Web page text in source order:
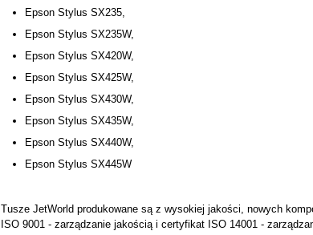
Epson Stylus SX235,
Epson Stylus SX235W,
Epson Stylus SX420W,
Epson Stylus SX425W,
Epson Stylus SX430W,
Epson Stylus SX435W,
Epson Stylus SX440W,
Epson Stylus SX445W
Tusze JetWorld produkowane są z wysokiej jakości, nowych
ISO 9001 - zarządzanie jakością i certyfikat ISO 14001 -